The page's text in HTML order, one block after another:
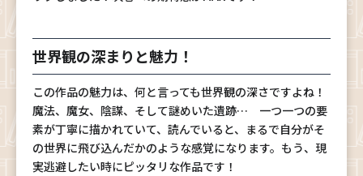
世界観の深まりと魅力！
この作品の魅力は、何と言っても世界観の深さですよね！
魔法、魔女、陰謀、そして謎めいた遺跡… 一つ一つの要
素が丁寧に描かれていて、読んでいると、まるで自分がそ
の世界に飛び込んだかのような感覚になります。もう、現
実逃避したい時にピッタリな作品です！